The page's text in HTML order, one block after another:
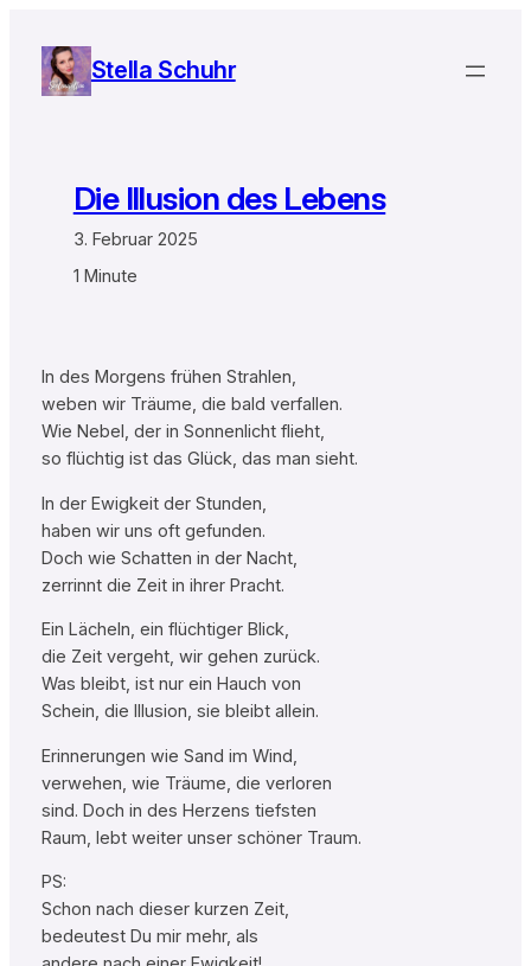
Inhalt
springen
Stella Schuhr
Die Illusion des Lebens
3. Februar 2025
1 Minute
In des Morgens frühen Strahlen,
weben wir Träume, die bald verfallen.
Wie Nebel, der in Sonnenlicht flieht,
so flüchtig ist das Glück, das man sieht.
In der Ewigkeit der Stunden,
haben wir uns oft gefunden.
Doch wie Schatten in der Nacht,
zerrinnt die Zeit in ihrer Pracht.
Ein Lächeln, ein flüchtiger Blick,
die Zeit vergeht, wir gehen zurück.
Was bleibt, ist nur ein Hauch von
Schein, die Illusion, sie bleibt allein.
Erinnerungen wie Sand im Wind,
verwehen, wie Träume, die verloren
sind. Doch in des Herzens tiefsten
Raum, lebt weiter unser schöner Traum.
PS:
Schon nach dieser kurzen Zeit,
bedeutest Du mir mehr, als